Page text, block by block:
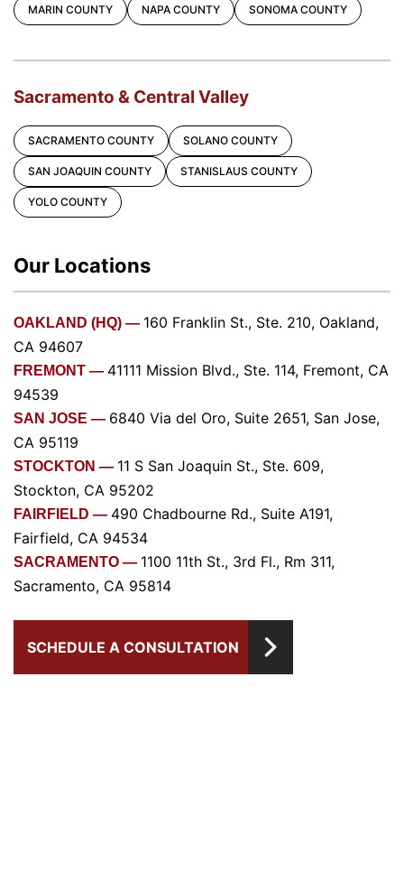
MARIN COUNTY NAPA COUNTY SONOMA COUNTY
Sacramento & Central Valley
SACRAMENTO COUNTY SOLANO COUNTY
SAN JOAQUIN COUNTY STANISLAUS COUNTY
YOLO COUNTY
Our Locations
OAKLAND (HQ) — 160 Franklin St., Ste. 210, Oakland,
CA 94607
FREMONT — 41111 Mission Blvd., Ste. 114, Fremont, CA
94539
SAN JOSE — 6840 Via del Oro, Suite 2651, San Jose,
CA 95119
STOCKTON — 11 S San Joaquin St., Ste. 609,
Stockton, CA 95202
FAIRFIELD — 490 Chadbourne Rd., Suite A191,
Fairfield, CA 94534
SACRAMENTO — 1100 11th St., 3rd Fl., Rm 311,
Sacramento, CA 95814
SCHEDULE A CONSULTATION